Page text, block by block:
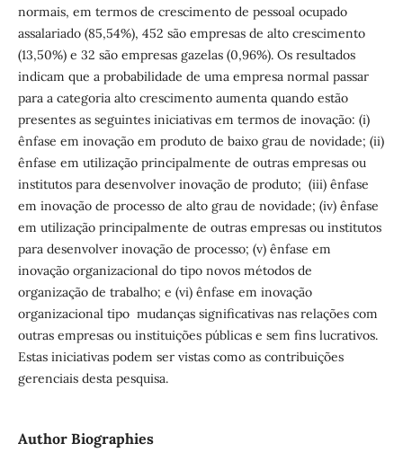
normais, em termos de crescimento de pessoal ocupado
assalariado (85,54%), 452 são empresas de alto crescimento
(13,50%) e 32 são empresas gazelas (0,96%). Os resultados
indicam que a probabilidade de uma empresa normal passar
para a categoria alto crescimento aumenta quando estão
presentes as seguintes iniciativas em termos de inovação: (i)
ênfase em inovação em produto de baixo grau de novidade; (ii)
ênfase em utilização principalmente de outras empresas ou
institutos para desenvolver inovação de produto; (iii) ênfase
em inovação de processo de alto grau de novidade; (iv) ênfase
em utilização principalmente de outras empresas ou institutos
para desenvolver inovação de processo; (v) ênfase em
inovação organizacional do tipo novos métodos de
organização de trabalho; e (vi) ênfase em inovação
organizacional tipo mudanças significativas nas relações com
outras empresas ou instituições públicas e sem fins lucrativos.
Estas iniciativas podem ser vistas como as contribuições
gerenciais desta pesquisa.
Author Biographies